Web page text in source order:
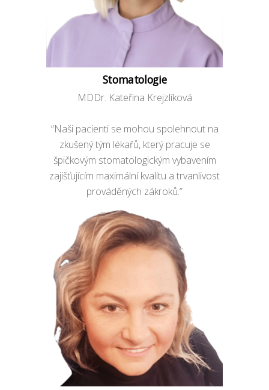
Stomatologie
MDDr. Kateřina Krejzlíková
“Naši pacienti se mohou spolehnout na
zkušený tým lékařů, který pracuje se
špičkovým stomatologickým vybavením
zajišťujícím maximální kvalitu a trvanlivost
prováděných zákroků.”